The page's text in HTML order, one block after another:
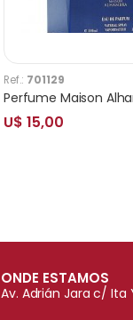
Ref.: 701129
U$ 15,00
ONDE ESTAMOS
Av. Adrián Jara c/ Ita